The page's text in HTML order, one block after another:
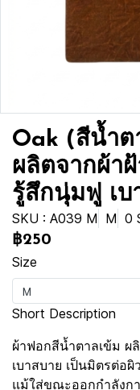
Oak (สีน้ำต
ผลิตจากผ้า
รู้สึกนุ่มฟู เบ
SKU : A039 M M 0
฿250
Size
M
Short Description
ผ้าฟอกสีน้ำตาลเข้ม ผ
เบาสบาย เป็นมิตรต่อ
แม้ใส่ขณะออกกำลังก